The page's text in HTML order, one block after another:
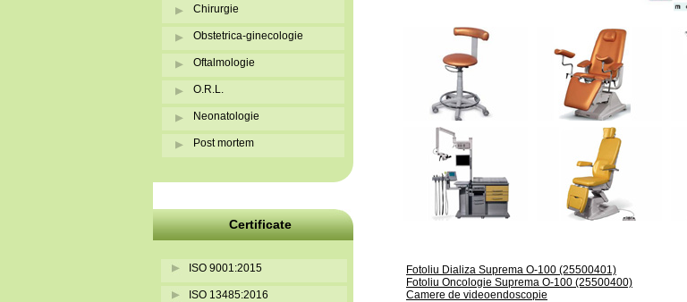
Chirurgie
Obstetrica-ginecologie
Oftalmologie
O.R.L.
Neonatologie
Post mortem
Certificate
ISO 9001:2015
ISO 13485:2016
Fotoliu Dializa Suprema O-100 (25500401)
Fotoliu Oncologie Suprema O-100 (25500400)
Camere de videoendoscopie